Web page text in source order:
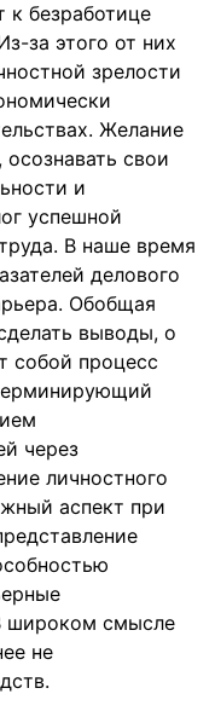
к безработице
за этого от них
зрелости
Желание
свои
и
успешной
В наше время
делового
Обобщая
выводы, о
собой процесс
через
личностного
аспект при
широком смысле
не